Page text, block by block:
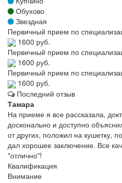
Обухово
Звездная
Первичный прием по
1600 руб.
Первичный прием по
1600 руб.
Первичный прием по
1600 руб.
Последний отзыв
Тамара
На приеме я все рассказала,
досконально и доступно
от других, положил на кушетку,
дал хорошее заключение. Все
"отлично"!
Квалификация
Внимание